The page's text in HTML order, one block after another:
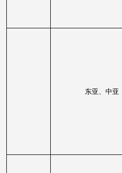
东亚、中亚